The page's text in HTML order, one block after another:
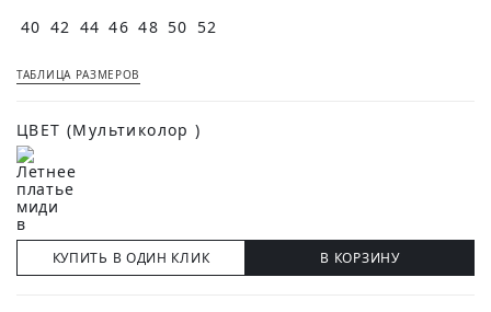
40 42 44 46 48 50 52
ТАБЛИЦА РАЗМЕРОВ
ЦВЕТ (Мультиколор )
КУПИТЬ В ОДИН КЛИК В КОРЗИНУ